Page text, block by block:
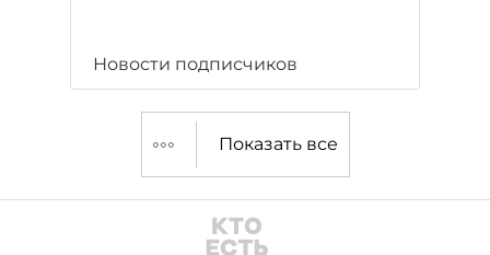
Новости подписчиков
Показать все